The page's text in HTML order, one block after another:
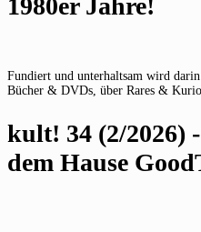
Fundiert und unterhaltsam wird
Bücher & DVDs, über Rares &
kult! 34 (2/2026)
dem Hause